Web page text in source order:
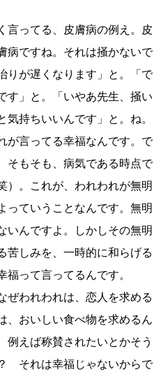
ってる、皮膚病の例え。皮
病ですね。それは掻かないで
りが遅くなります」と。「で
す」と。「いやあ先生、掻い
持ちいいんです」と。ね。
が言ってる幸福なんです。で
そもそも、病気である時点で
）。これが、われわれが無明
っていうことなんです。無明
いんですよ。しかしその無明
苦しみを、一時的に和らげる
って言ってるんです。
われわれは、恋人を求める
おいしい食べ物を求めるん
えば称賛されたいとかそう
それは幸福じゃないからで